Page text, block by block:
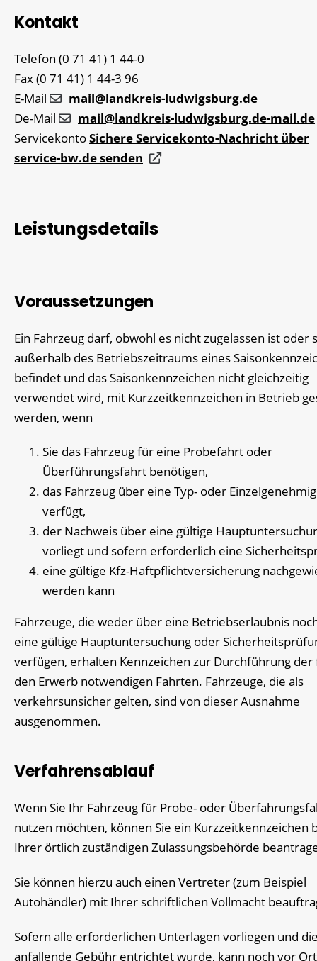
Kontakt
Telefon (0 71 41) 1 44-0
Fax(0 71 41) 1 44-3 96
E-Mail
mail@landkreis-ludwigsburg.de
De-Mail
mail@landkreis-ludwigsburg.de-mail.de
ServicekontoSichere Servicekonto-Nachricht über
service-bw.de senden
Leistungsdetails
Voraussetzungen
Ein Fahrzeug darf, obwohl es nicht zugelassen ist oder
außerhalb des Betriebszeitraums eines
befindet und das Saisonkennzeichen nicht gleichzeitig
verwendet wird, mit Kurzzeitkennzeichen in Betrieb
werden, wenn
Sie das Fahrzeug für eine Probefahrt oder
Überführungsfahrt benötigen,
das Fahrzeug über eine Typ- oder
verfügt,
der Nachweis über eine gültige
vorliegt und sofern erforderlich eine
eine gültige Kfz-Haftpflichtversicherung
werden kann
Fahrzeuge, die weder über eine Betriebserlaubnis
eine gültige Hauptuntersuchung oder
verfügen, erhalten Kennzeichen zur Durchführung der
den Erwerb notwendigen Fahrten. Fahrzeuge, die als
verkehrsunsicher gelten, sind von dieser Ausnahme
ausgenommen.
Verfahrensablauf
Wenn Sie Ihr Fahrzeug für Probe- oder
nutzen möchten, können Sie ein Kurzzeitkennzeichen
Ihrer örtlich zuständigen Zulassungsbehörde
Sie können hierzu auch einen Vertreter (zum Beispiel
Autohändler) mit Ihrer schriftlichen Vollmacht
Sofern alle erforderlichen Unterlagen vorliegen und
anfallende Gebühr entrichtet wurde, kann noch vor